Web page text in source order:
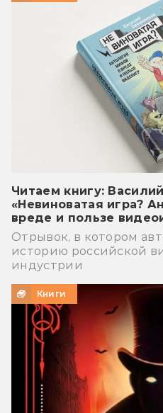
Читаем книгу:
«Невиноватая игра?
вреде и пользе
Отрывок, в котором
историю российской
индустрии
Книги